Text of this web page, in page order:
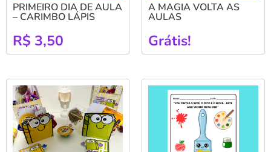
PRIMEIRO DIA DE AULA
– CARIMBO LÁPIS
R$ 3,50
A MAGIA VOLTA AS
AULAS
Grátis!